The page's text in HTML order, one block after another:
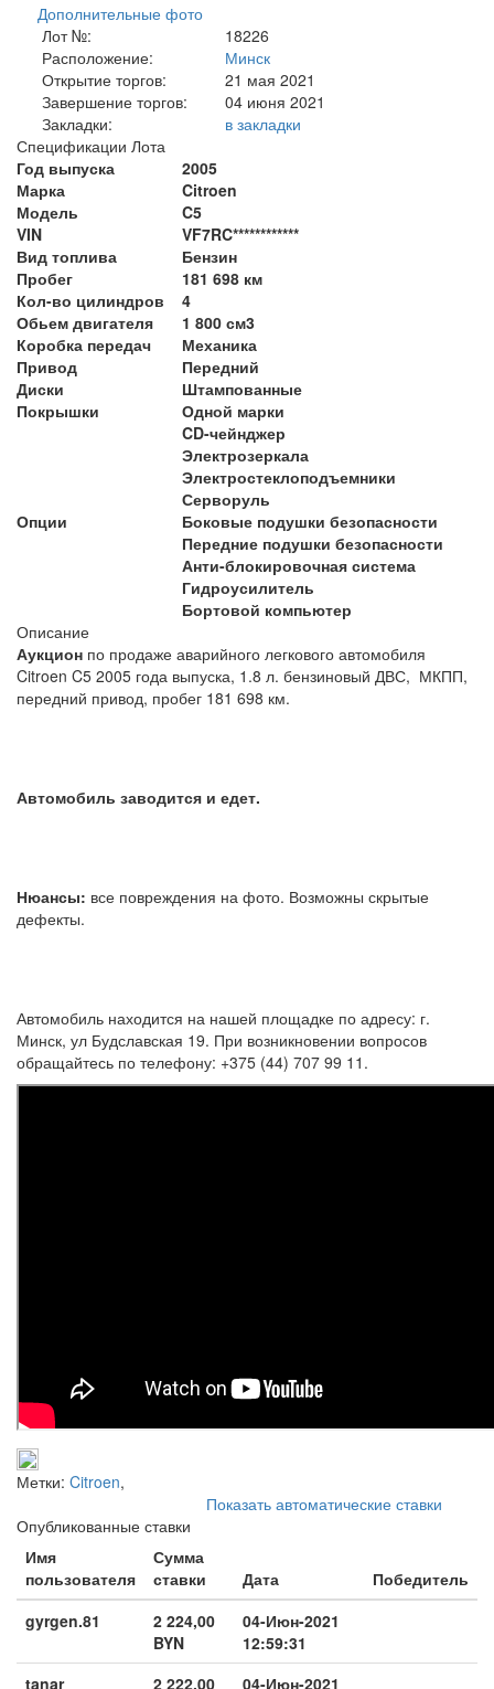
Дополнительные фото
Лот №:
18226
Расположение:
Минск
Открытие торгов:
21 мая 2021
Завершение торгов:
04 июня 2021
Закладки:
в закладки
Спецификации Лота
Год выпуска
2005
Марка
Citroen
Модель
C5
VIN
VF7RC************
Вид топлива
Бензин
Пробег
181 698 км
Кол-во цилиндров
4
Обьем двигателя
1 800 см3
Коробка передач
Механика
Привод
Передний
Диски
Штампованные
Покрышки
Одной марки
Опции
CD-чейнджер
Электрозеркала
Электростеклоподъемники
Серворуль
Боковые подушки безопасности
Передние подушки безопасности
Анти-блокировочная система
Гидроусилитель
Бортовой компьютер
Описание
Аукцион по продаже аварийного легкового автомобиля
Citroen C5 2005 года выпуска, 1.8 л. бензиновый ДВС, МКПП,
передний привод, пробег 181 698 км.
Автомобиль заводится и едет.
Нюансы: все повреждения на фото. Возможны скрытые
дефекты.
Автомобиль находится на нашей площадке по адресу: г.
Минск, ул Будславская 19. При возникновении вопросов
обращайтесь по телефону: +375 (44) 707 99 11.
Метки: Citroen,
Показать автоматические ставки
Опубликованные ставки
Имя
пользователя
Сумма
ставки
Дата
Победитель
gyrgen.81
2 224,00
BYN
04-Июн-2021
12:59:31
tanar
2 222,00 04-Июн-2021